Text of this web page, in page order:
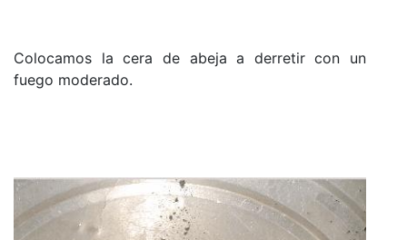
Colocamos la cera de abeja a derretir con un
fuego moderado.